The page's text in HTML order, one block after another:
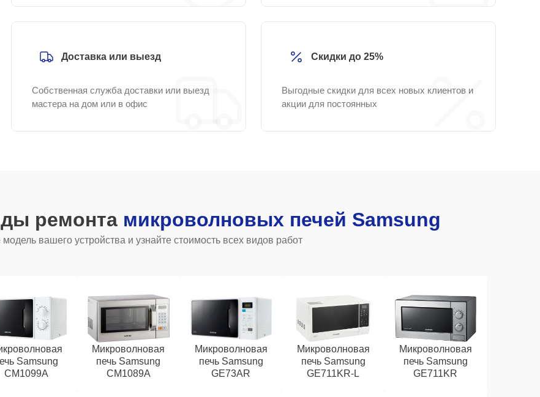
Доставка или выезд
Собственная служба доставки или выезд
мастера на дом или в офис
Скидки до 25%
Выгодные скидки для всех новых клиентов и
акции для постоянных
ремонта микроволновых печей Samsung
вашего устройства и узнайте стоимость всех видов работ
Samsung
CM1099A
Микроволновая
печь Samsung
CM1089A
Микроволновая
печь Samsung
GE73AR
Микроволновая
печь Samsung
GE711KR-L
Микроволновая
печь Samsung
GE711KR